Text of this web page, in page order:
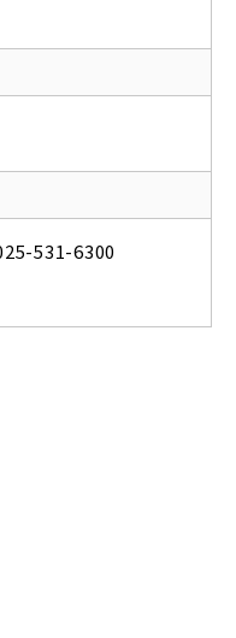
531-6300